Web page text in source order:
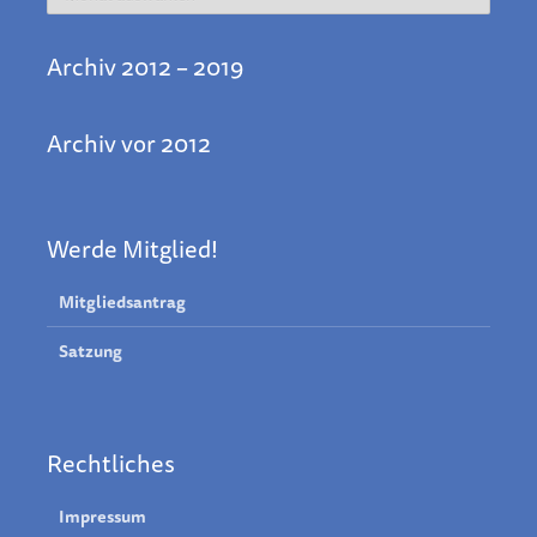
Archiv 2012 – 2019
Archiv vor 2012
Werde Mitglied!
Mitgliedsantrag
Satzung
Rechtliches
Impressum